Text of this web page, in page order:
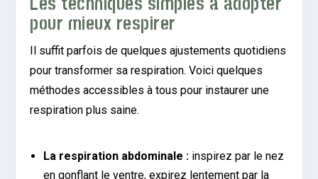
pour mieux respirer
Il suffit parfois de quelques ajustements quotidiens
pour transformer sa respiration. Voici quelques
méthodes accessibles à tous pour instaurer une
respiration plus saine.
La respiration abdominale :inspirez par le nez
en gonflant le ventre, expirez lentement par la